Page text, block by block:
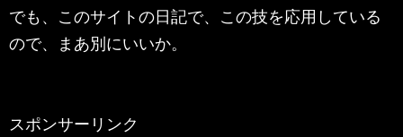
でも、このサイトの日記で、この技を応用している
ので、まあ別にいいか。
スポンサーリンク